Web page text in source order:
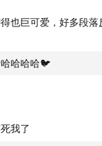
区别？小小的猫
现这背后隐藏了
部分。或许在城市
个关于生命与环
也巨可爱，好多段落
哈哈哈🐦
我了